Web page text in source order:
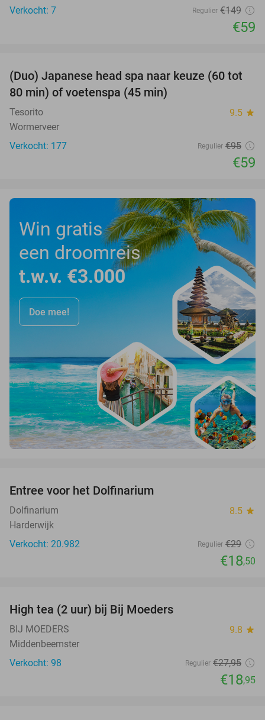
Verkocht: 7
Regulier €149
€59
38%
(Duo) Japanese head spa naar keuze (60 tot
80 min) of voetenspa (45 min)
Tesorito 9.5 star
Wormerveer
Verkocht: 177
Regulier €95
€59
Win gratis
een droomreis
t.w.v. €3.000
Doe mee!
Entree voor het Dolfinarium
Dolfinarium 8.5 star
Harderwijk
Verkocht: 20.982
Regulier €29
€18,50
High tea (2 uur) bij Bij Moeders
BIJ MOEDERS 9.8 star
Middenbeemster
Verkocht: 98
Regulier €27,95
€18,95